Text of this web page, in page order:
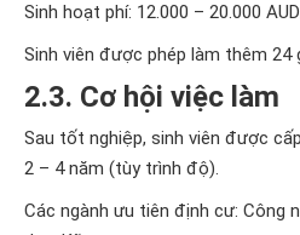
Sinh hoạt phí: 12.000 – 20.000
Sinh viên được phép làm thêm
2.3. Cơ hội việc làm
Sau tốt nghiệp, sinh viên được
2 – 4 năm (tùy trình độ).
Các ngành ưu tiên định cư: Công